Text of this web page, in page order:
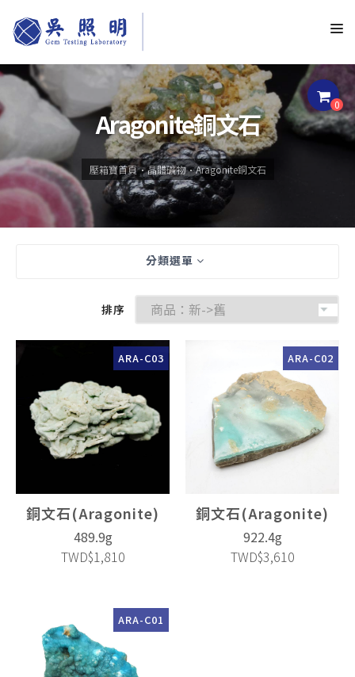
0
Aragonite銅文石
壓箱寶首頁 晶體礦物 Aragonite銅文石
分類選單
排序
銅文石(Aragonite)
ARA-C03
489.9g
TWD$1,810
銅文石(Aragonite)
ARA-C02
922.4g
TWD$3,610
ARA-C01